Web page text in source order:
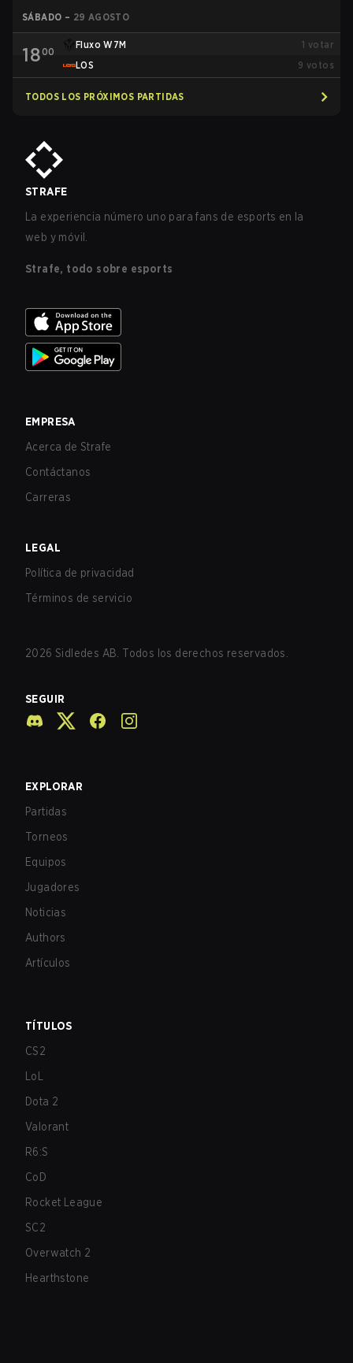
SÁBADO – 29 AGOSTO
1800
Fluxo W7M 1 votar
LOS
9 votos
TODOS LOS PRÓXIMOS PARTIDAS
STRAFE
La experiencia número uno para fans de esports en la
web y móvil.
Strafe, todo sobre esports
EMPRESA
Acerca de Strafe
Contáctanos
Carreras
LEGAL
Política de privacidad
Términos de servicio
2026 Sidledes AB. Todos los derechos reservados.
SEGUIR
EXPLORAR
Partidas
Torneos
Equipos
Jugadores
Noticias
Authors
Artículos
TÍTULOS
CS2
LoL
Dota 2
Valorant
R6:S
CoD
Rocket League
SC2
Overwatch 2
Hearthstone